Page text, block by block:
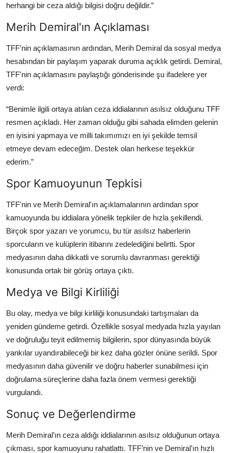
herhangi bir ceza aldığı bilgisi doğru değildir.”
Merih Demiral'ın Açıklaması
TFF’nin açıklamasının ardından, Merih Demiral da sosyal medya
hesabından bir paylaşım yaparak duruma açıklık getirdi. Demiral,
TFF'nin açıklamasını paylaştığı gönderisinde şu ifadelere yer
verdi:
“Benimle ilgili ortaya atılan ceza iddialarının asılsız olduğunu TFF
resmen açıkladı. Her zaman olduğu gibi sahada elimden gelenin
en iyisini yapmaya ve milli takımımızı en iyi şekilde temsil
etmeye devam edeceğim. Destek olan herkese teşekkür
ederim.”
Spor Kamuoyunun Tepkisi
TFF'nin ve Merih Demiral'ın açıklamalarının ardından spor
kamuoyunda bu iddialara yönelik tepkiler de hızla şekillendi.
Birçok spor yazarı ve yorumcu, bu tür asılsız haberlerin
sporcuların ve kulüplerin itibarını zedelediğini belirtti. Spor
medyasının daha dikkatli ve sorumlu davranması gerektiği
konusunda ortak bir görüş ortaya çıktı.
Medya ve Bilgi Kirliliği
Bu olay, medya ve bilgi kirliliği konusundaki tartışmaları da
yeniden gündeme getirdi. Özellikle sosyal medyada hızla yayılan
ve doğruluğu teyit edilmemiş bilgilerin, spor dünyasında büyük
yankılar uyandırabileceği bir kez daha gözler önüne serildi. Spor
medyasının daha güvenilir ve doğru haberler sunabilmesi için
doğrulama süreçlerine daha fazla önem vermesi gerektiği
vurgulandı.
Sonuç ve Değerlendirme
Merih Demiral’ın ceza aldığı iddialarının asılsız olduğunun ortaya
çıkması, spor kamuoyunu rahatlattı. TFF’nin ve Demiral’ın hızlı